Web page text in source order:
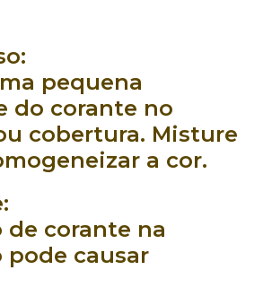
pequena
do corante no
cobertura. Misture
a cor.
de corante na
pode causar